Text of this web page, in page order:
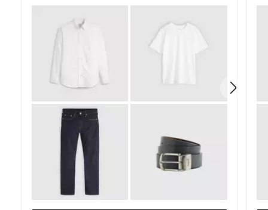
recensioni